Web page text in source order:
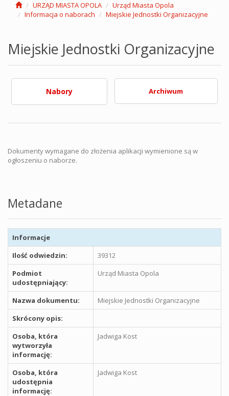
URZĄD MIASTA OPOLA
Urząd Miasta Opola
Informacja o naborach
Miejskie Jednostki Organizacyjne
Miejskie Jednostki Organizacyjne
Nabory Archiwum
Dokumenty wymagane do złożenia aplikacji wymienione są w
ogłoszeniu o naborze.
Metadane
Informacje
Ilość odwiedzin:
39312
Podmiot
udostępniający:
Urząd Miasta Opola
Nazwa dokumentu:
Miejskie Jednostki Organizacyjne
Skrócony opis:
Osoba, która
wytworzyła
informację:
Jadwiga Kost
Osoba, która
udostępnia
informację:
Jadwiga Kost